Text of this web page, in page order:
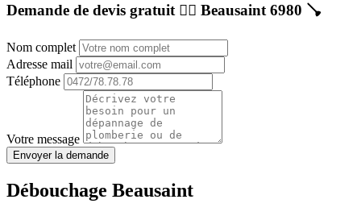
Demande de devis gratuit 👷‍♂️ Beausaint 6980 🪠
Nom complet
Adresse mail
Téléphone
Votre message
Envoyer la demande
Débouchage Beausaint